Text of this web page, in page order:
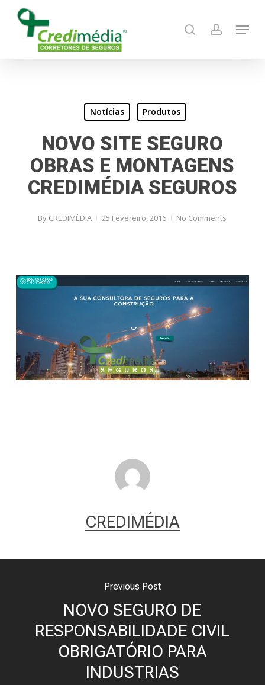
search account
Menu
Notícias Produtos
NOVO SITE SEGURO
OBRAS E MONTAGENS
CREDIMÉDIA SEGUROS
By CREDIMÉDIA 25 Fevereiro, 2016 No Comments
CREDIMÉDIA
Previous Post
NOVO SEGURO DE
RESPONSABILIDADE CIVIL
OBRIGATÓRIO PARA
INDUSTRIAS